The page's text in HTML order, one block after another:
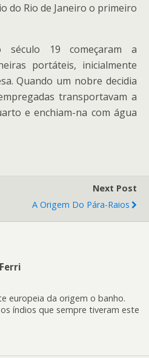
do Rio de Janeiro o primeiro
19 começaram a
portáteis, inicialmente
Quando um nobre decidia
transportavam a
e enchiam-na com água
Next Post
A Origem Do Pára-Raios
europeia da origem o banho.
índios que sempre tiveram este